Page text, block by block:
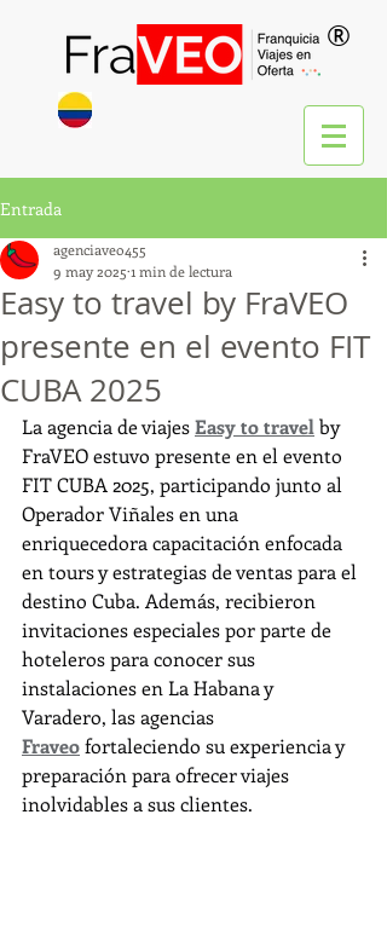
®
Entrada
Easy to travel by FraVEO
presente en el evento FIT
CUBA 2025
agenciaveo455
9 may 2025 1 min de lectura
La agencia de viajes Easy to travel by
FraVEO estuvo presente en el evento
FIT CUBA 2025, participando junto al
Operador Viñales en una
enriquecedora capacitación enfocada
en tours y estrategias de ventas para el
destino Cuba. Además, recibieron
invitaciones especiales por parte de
hoteleros para conocer sus
instalaciones en La Habana y
Varadero, las agencias
Fraveo fortaleciendo su experiencia y
preparación para ofrecer viajes
inolvidables a sus clientes.